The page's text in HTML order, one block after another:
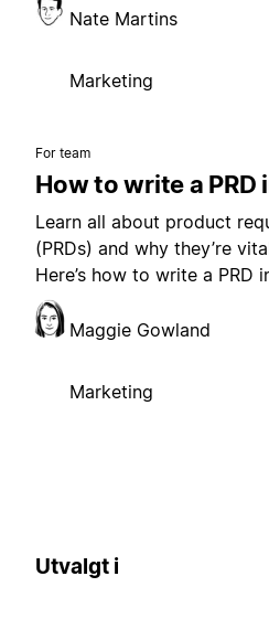
Nate Martins
Marketing
For team
How to write a PRD
Learn all about product
(PRDs) and why they’re
Here’s how to write a PRD
Maggie Gowland
Marketing
Utvalgt i